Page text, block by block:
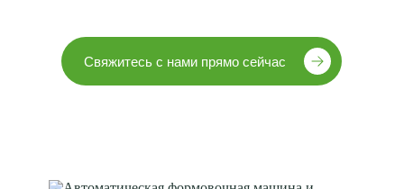
Свяжитесь с нами прямо сейчас